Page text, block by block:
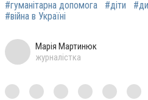
#гуманітарна допомога
#діти
#війна в Україні
Марія Мартинюк
журналістка